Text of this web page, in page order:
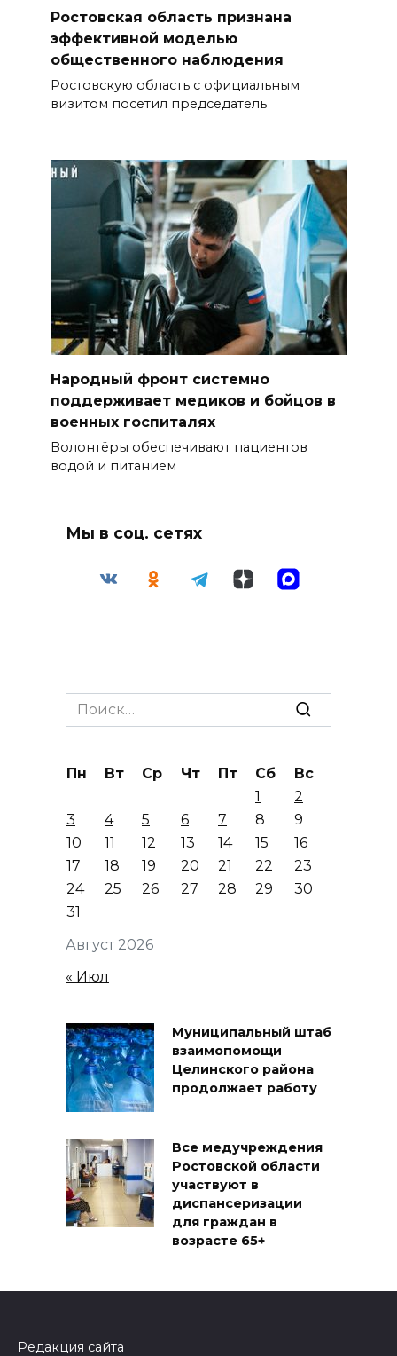
Ростовская область признана
эффективной моделью
общественного наблюдения
Ростовскую область с официальным
визитом посетил председатель
Народный фронт системно
поддерживает медиков и бойцов в
военных госпиталях
Волонтёры обеспечивают пациентов
водой и питанием
Мы в соц. сетях
Search
for:
Август 2026
Пн Вт Ср Чт Пт Сб
Вс
1
2
3
4 5 6 7 8
9
10
11 12 13 14 15
16
17
18 19 20 21 22
23
24
25 26 27 28 29
30
31
« Июл
Муниципальный штаб
взаимопомощи
Целинского района
продолжает работу
Все медучреждения
Ростовской области
участвуют в
диспансеризации
для граждан в
возрасте 65+
Редакция сайта